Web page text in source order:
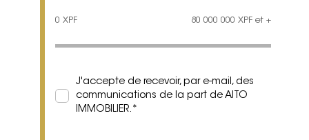
0 XPF 80 000 000 XPFet +
J'accepte de recevoir, par e-mail, des
communications de la part de AITO
IMMOBILIER. *